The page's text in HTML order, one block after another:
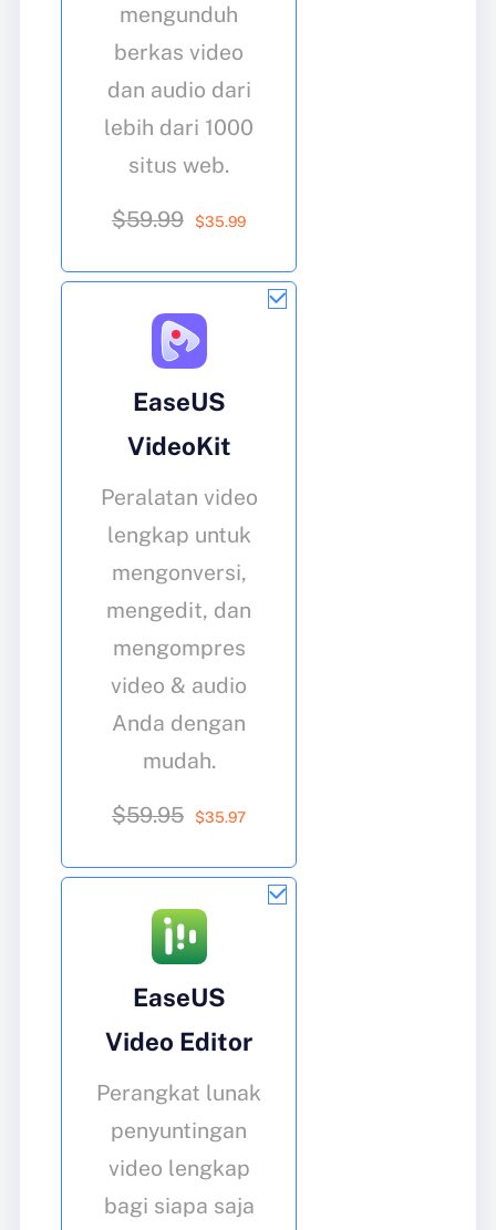
mengunduh
berkas video
dan audio dari
lebih dari 1000
situs web.
$59.99 $35.99
EaseUS
VideoKit
Peralatan video
lengkap untuk
mengonversi,
mengedit, dan
mengompres
video & audio
Anda dengan
mudah.
$59.95 $35.97
EaseUS
Video Editor
Perangkat lunak
penyuntingan
video lengkap
bagi siapa saja